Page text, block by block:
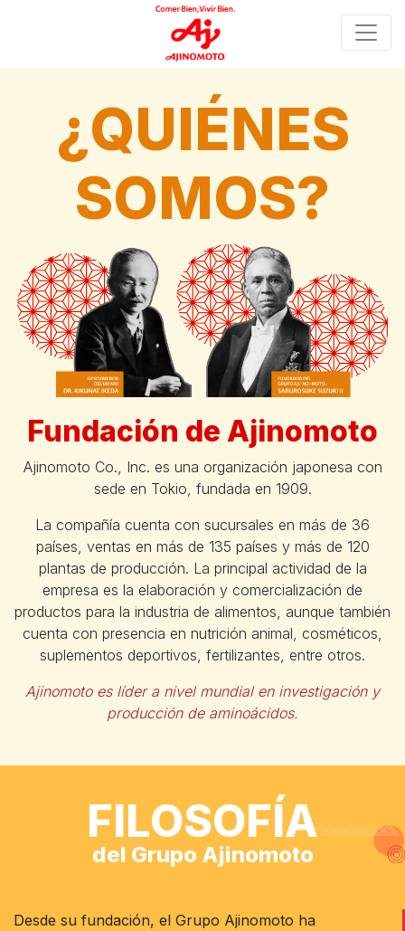
¿QUIÉNES
SOMOS?
Fundación de Ajinomoto
Ajinomoto Co., Inc. es una organización japonesa con
sede en Tokio, fundada en 1909.
La compañía cuenta con sucursales en más de 36
países, ventas en más de 135 países y más de 120
plantas de producción. La principal actividad de la
empresa es la elaboración y comercialización de
productos para la industria de alimentos, aunque también
cuenta con presencia en nutrición animal, cosméticos,
suplementos deportivos, fertilizantes, entre otros.
Ajinomoto es líder a nivel mundial en investigación y
producción de aminoácidos.
FILOSOFÍA
del Grupo Ajinomoto
Desde su fundación, el Grupo Ajinomoto ha